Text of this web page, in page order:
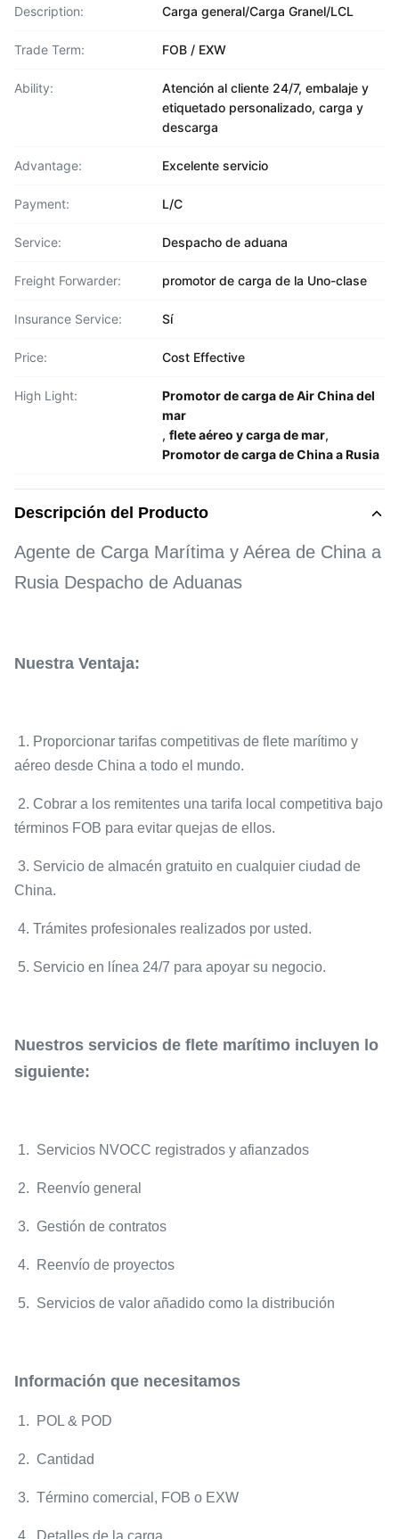
Description: Carga general/Carga Granel/LCL
Trade Term: FOB / EXW
Ability:
Atención al cliente 24/7, embalaje y
etiquetado personalizado, carga y
descarga
Advantage: Excelente servicio
Payment: L/C
Service: Despacho de aduana
Freight Forwarder: promotor de carga de la Uno-clase
Insurance Service: Sí
Price: Cost Effective
High Light:
Promotor de carga de Air China del
mar
, flete aéreo y carga de mar,
Promotor de carga de China a Rusia
Descripción del Producto
Agente de Carga Marítima y Aérea de China a
Rusia Despacho de Aduanas
Nuestra Ventaja:
1. Proporcionar tarifas competitivas de flete marítimo y
aéreo desde China a todo el mundo.
2. Cobrar a los remitentes una tarifa local competitiva bajo
términos FOB para evitar quejas de ellos.
3. Servicio de almacén gratuito en cualquier ciudad de
China.
4. Trámites profesionales realizados por usted.
5. Servicio en línea 24/7 para apoyar su negocio.
Nuestros servicios de flete marítimo incluyen lo
siguiente:
1. Servicios NVOCC registrados y afianzados
2. Reenvío general
3. Gestión de contratos
4. Reenvío de proyectos
5. Servicios de valor añadido como la distribución
Información que necesitamos
1. POL & POD
2. Cantidad
3. Término comercial, FOB o EXW
4. Detalles de la carga.